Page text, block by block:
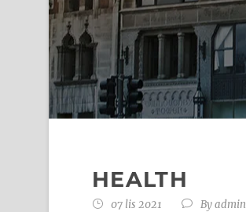
HEALTH
07 lis 2021 Byadmin